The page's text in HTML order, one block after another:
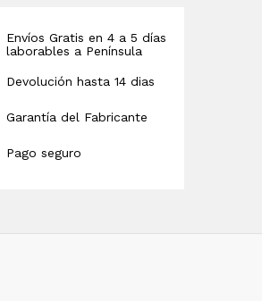
Envíos Gratis en 4 a 5 días
laborables a Península
Devolución hasta 14 dias
Garantía del Fabricante
Pago seguro